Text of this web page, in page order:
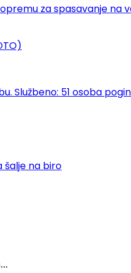
za spasavanje na
Službeno: 51 osoba
šalje na biro